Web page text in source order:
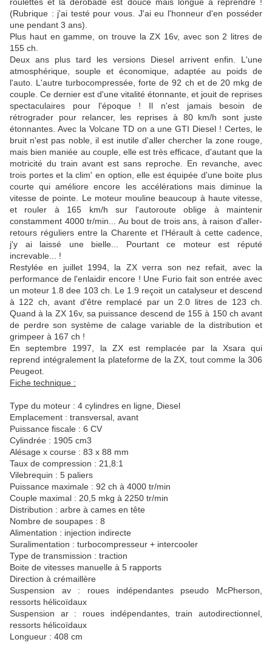
(Rubrique : j'ai testé pour vous. J'ai eu l'honneur d'en posséder
une pendant 3 ans).
Plus haut en gamme, on trouve la ZX 16v, avec son 2 litres de
155 ch.
Deux ans plus tard les versions Diesel arrivent enfin. L'une
atmosphérique, souple et économique, adaptée au poids de
l'auto. L'autre turbocompressée, forte de 92 ch et de 20 mkg de
couple. Ce dernier est d'une vitalité étonnante, et jouit de reprises
spectaculaires pour l'époque ! Il n'est jamais besoin de
rétrograder pour relancer, les reprises à 80 km/h sont juste
étonnantes. Avec la Volcane TD on a une GTI Diesel ! Certes, le
bruit n'est pas noble, il est inutile d'aller chercher la zone rouge,
mais bien maniée au couple, elle est très efficace, d'autant que la
motricité du train avant est sans reproche. En revanche, avec
trois portes et la clim' en option, elle est équipée d'une boite plus
courte qui améliore encore les accélérations mais diminue la
vitesse de pointe. Le moteur mouline beaucoup à haute vitesse,
et rouler à 165 km/h sur l'autoroute oblige à maintenir
constamment 4000 tr/min... Au bout de trois ans, à raison d'aller-
retours réguliers entre la Charente et l'Hérault à cette cadence,
j'y ai laissé une bielle... Pourtant ce moteur est réputé
increvable... !
Restylée en juillet 1994, la ZX verra son nez refait, avec la
performance de l'enlaidir encore ! Une Furio fait son entrée avec
un moteur 1.8 dee 103 ch. Le 1.9 reçoit un catalyseur et descend
à 122 ch, avant d'être remplacé par un 2.0 litres de 123 ch.
Quand à la ZX 16v, sa puissance descend de 155 à 150 ch avant
de perdre son système de calage variable de la distribution et
grimpeer à 167 ch !
En septembre 1997, la ZX est remplacée par la Xsara qui
reprend intégralement la plateforme de la ZX, tout comme la 306
Peugeot.
Fiche technique :
Type du moteur : 4 cylindres en ligne, Diesel
Emplacement : transversal, avant
Puissance fiscale : 6 CV
Cylindrée : 1905 cm3
Alésage x course : 83 x 88 mm
Taux de compression : 21,8:1
Vilebrequin : 5 paliers
Puissance maximale : 92 ch à 4000 tr/min
Couple maximal : 20,5 mkg à 2250 tr/min
Distribution : arbre à cames en tête
Nombre de soupapes : 8
Alimentation : injection indirecte
Suralimentation : turbocompresseur + intercooler
Type de transmission : traction
Boite de vitesses manuelle à 5 rapports
Direction à crémaillère
Suspension av : roues indépendantes pseudo McPherson,
ressorts hélicoïdaux
Suspension ar : roues indépendantes, train autodirectionnel,
ressorts hélicoïdaux
Longueur : 408 cm